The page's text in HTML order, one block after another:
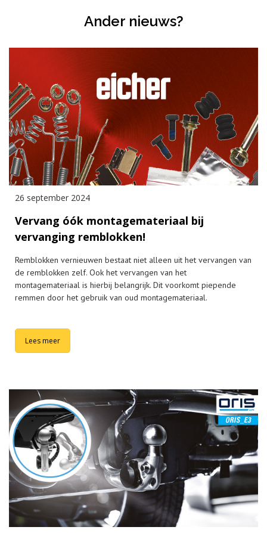
Ander nieuws?
26 september 2024
Vervang óók montagemateriaal bij
vervanging remblokken!
Remblokken vernieuwen bestaat niet alleen uit het vervangen van
de remblokken zelf. Ook het vervangen van het
montagemateriaal is hierbij belangrijk. Dit voorkomt piepende
remmen door het gebruik van oud montagemateriaal.
Lees meer